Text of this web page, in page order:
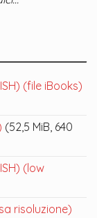
(file iBooks)
(52,5 MiB, 640
(low
risoluzione)